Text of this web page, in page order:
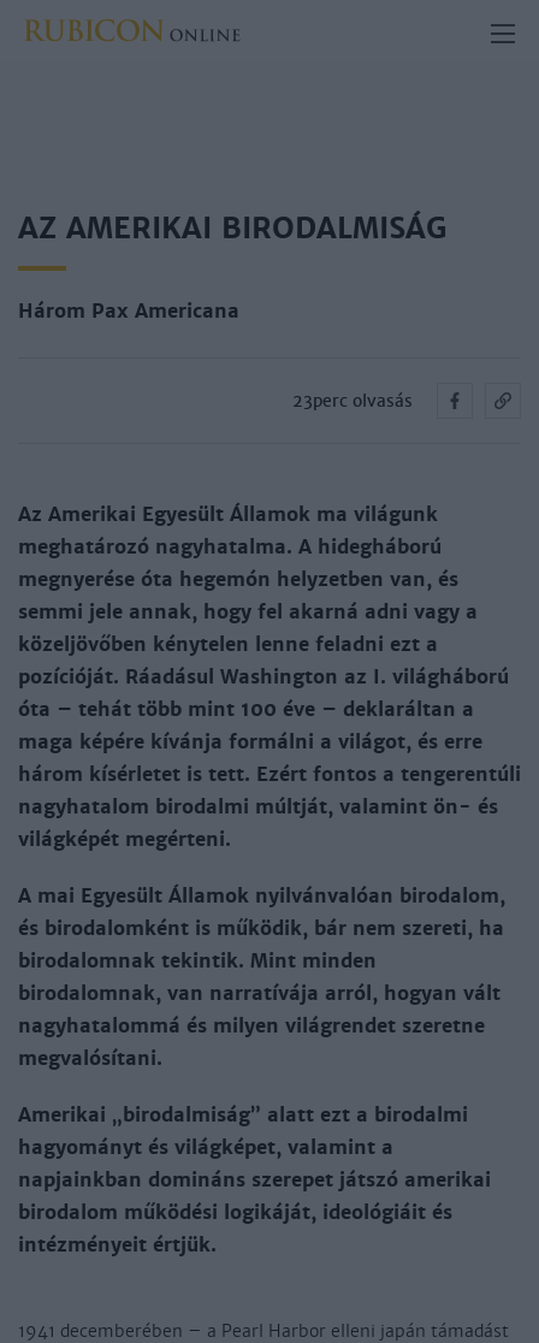
AZ AMERIKAI BIRODALMISÁG
Három Pax Americana
23perc olvasás
Az Amerikai Egyesült Államok ma világunk
meghatározó nagyhatalma. A hidegháború
megnyerése óta hegemón helyzetben van, és
semmi jele annak, hogy fel akarná adni vagy a
közeljövőben kénytelen lenne feladni ezt a
pozícióját. Ráadásul Washington az I. világháború
óta – tehát több mint 100 éve – deklaráltan a
maga képére kívánja formálni a világot, és erre
három kísérletet is tett. Ezért fontos a tengerentúli
nagyhatalom birodalmi múltját, valamint ön- és
világképét megérteni.
A mai Egyesült Államok nyilvánvalóan birodalom,
és birodalomként is működik, bár nem szereti, ha
birodalomnak tekintik. Mint minden
birodalomnak, van narratívája arról, hogyan vált
nagyhatalommá és milyen világrendet szeretne
megvalósítani.
Amerikai „birodalmiság” alatt ezt a birodalmi
hagyományt és világképet, valamint a
napjainkban domináns szerepet játszó amerikai
birodalom működési logikáját, ideológiáit és
intézményeit értjük.
1941 decemberében – a Pearl Harbor elleni japán támadást